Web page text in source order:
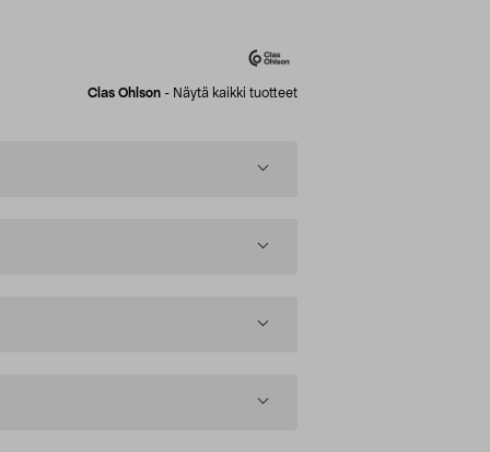
Clas Ohlson - Näytä kaikki tuotteet